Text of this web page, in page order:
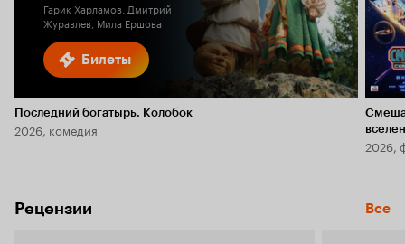
Билеты
Гарик Харламов, Дмитрий
Журавлев, Мила Ершова
Последний богатырь. Колобок
2026, комедия
2026,
Рецензии Все